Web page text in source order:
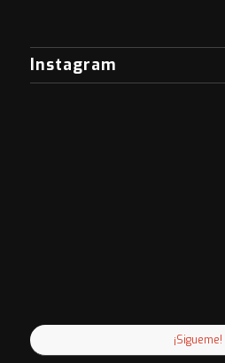
Instagram
¡Sigueme!